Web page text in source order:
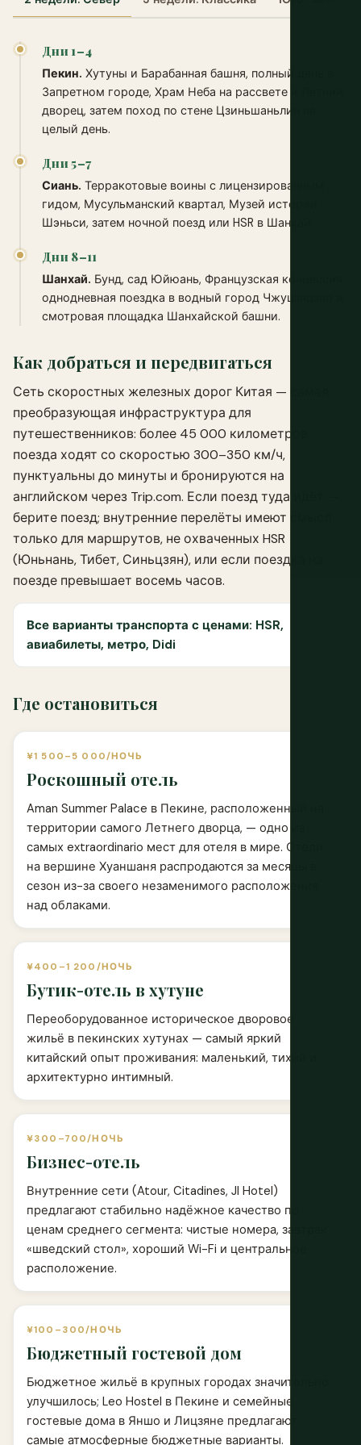
Дни 1–4
Пекин. Хутуны и Барабанная башня, полный день в
Запретном городе, Храм Неба на рассвете и Летний
дворец, затем поход по стене Цзиньшаньлин на
целый день.
Дни 5–7
Сиань. Терракотовые воины с лицензированным
гидом, Мусульманский квартал, Музей истории
Шэньси, затем ночной поезд или HSR в Шанхай.
Дни 8–11
Шанхай. Бунд, сад Юйюань, Французская концессия,
однодневная поездка в водный город Чжуцзяцзяо и
смотровая площадка Шанхайской башни.
Как добраться и передвигаться
Сеть скоростных железных дорог Китая — самая
преобразующая инфраструктура для
путешественников: более 45 000 километров,
поезда ходят со скоростью 300–350 км/ч,
пунктуальны до минуты и бронируются на
английском через Trip.com. Если поезд туда идёт —
берите поезд; внутренние перелёты имеют смысл
только для маршрутов, не охваченных HSR
(Юньнань, Тибет, Синьцзян), или если поездка на
поезде превышает восемь часов.
Все варианты транспорта с ценами: HSR,
авиабилеты, метро, Didi
Где остановиться
¥1 500–5 000/НОЧЬ
Роскошный отель
Aman Summer Palace в Пекине, расположенный на
территории самого Летнего дворца, — одно из
самых extraordinario мест для отеля в мире. Отели
на вершине Хуаншаня распродаются за месяцы в
сезон из-за своего незаменимого расположения
над облаками.
¥400–1 200/НОЧЬ
Бутик-отель в хутуне
Переоборудованное историческое дворовое
жильё в пекинских хутунах — самый яркий
китайский опыт проживания: маленький, тихий и
архитектурно интимный.
¥300–700/НОЧЬ
Бизнес-отель
Внутренние сети (Atour, Citadines, JI Hotel)
предлагают стабильно надёжное качество по
ценам среднего сегмента: чистые номера, завтрак
«шведский стол», хороший Wi-Fi и центральное
расположение.
¥100–300/НОЧЬ
Бюджетный гостевой дом
Бюджетное жильё в крупных городах значительно
улучшилось; Leo Hostel в Пекине и семейные
гостевые дома в Яншо и Лицзяне предлагают
самые атмосферные бюджетные варианты.